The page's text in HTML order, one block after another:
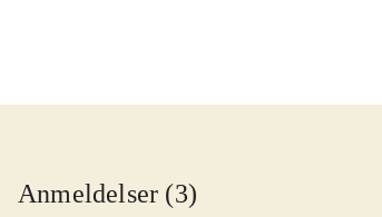
Anmeldelser (3)